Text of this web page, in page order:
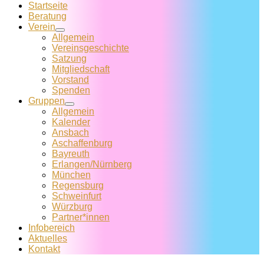
Startseite
Beratung
Verein
Allgemein
Vereins­geschichte
Satzung
Mitglied­schaft
Vorstand
Spenden
Gruppen
Allgemein
Kalender
Ansbach
Aschaffenburg
Bayreuth
Erlangen/Nürnberg
München
Regensburg
Schweinfurt
Würzburg
Partner*innen
Infobereich
Aktuelles
Kontakt